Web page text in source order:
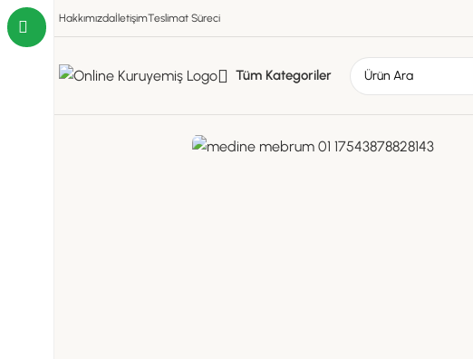
HakkımızdaİletişimTeslimat Süreci
Tüm Kategoriler